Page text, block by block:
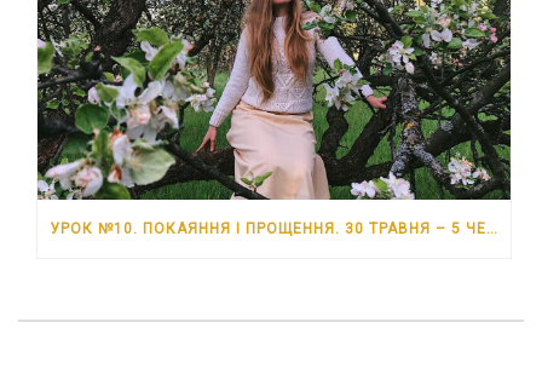
УРОК №10. ПОКАЯННЯ І ПРОЩЕННЯ. 30 ТРАВНЯ – 5 ЧЕРВНЯ 2026 РОКУ